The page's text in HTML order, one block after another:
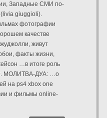
Западные СМИ по-
giuggioli).
фотографии
качестве
живут
факты жизни,
…в итоге роль
0. МОЛИТВА-ДУА: …о
на ps4 xbox one
и фильмы online-